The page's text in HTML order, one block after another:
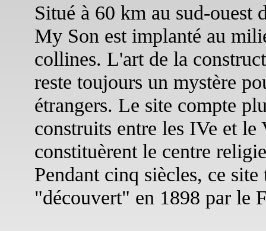
Situé à 60 km au sud-
My Son est implanté au
collines. L'art de la
reste toujours un mystère
étrangers. Le site compte
construits entre les IVe et
constituèrent le centre
Pendant cinq siècles, ce
"découvert" en 1898 par le